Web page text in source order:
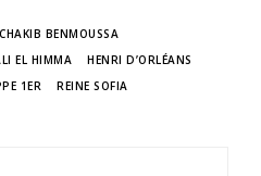
CHAKIB BENMOUSSA
EL HIMMA
HENRI D’ORLÉANS
1ER REINE SOFIA